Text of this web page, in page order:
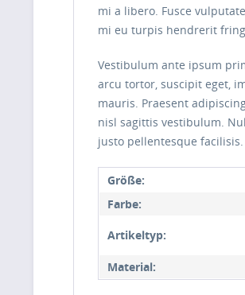
mi a libero. Fusce
mi eu turpis hendrerit
Vestibulum ante ipsum
arcu tortor, suscipit eget,
mauris. Praesent
nisl sagittis vestibulum.
justo pellentesque
Größe:
Farbe:
Artikeltyp:
Material: